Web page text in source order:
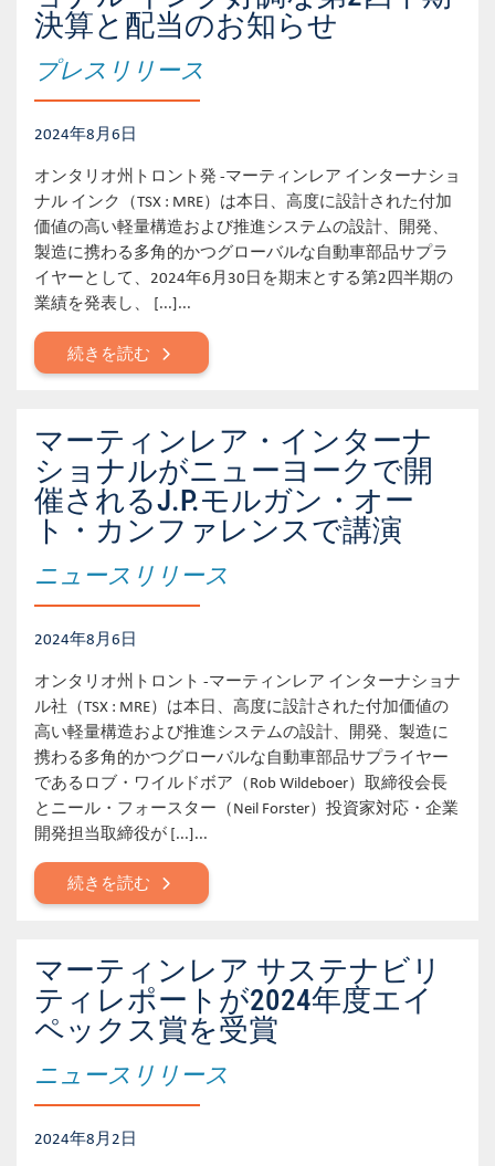
決算と配当のお知らせ
プレスリリース
2024年8月6日
オンタリオ州トロント発 -マーティンレア インターナショ
ナル インク（TSX : MRE）は本日、高度に設計された付加
価値の高い軽量構造および推進システムの設計、開発、
製造に携わる多角的かつグローバルな自動車部品サプラ
イヤーとして、2024年6月30日を期末とする第2四半期の
業績を発表し、 [...]...
続きを読む
マーティンレア・インターナ
ショナルがニューヨークで開
催されるJ.P.モルガン・オー
ト・カンファレンスで講演
ニュースリリース
2024年8月6日
オンタリオ州トロント -マーティンレア インターナショナ
ル社（TSX : MRE）は本日、高度に設計された付加価値の
高い軽量構造および推進システムの設計、開発、製造に
携わる多角的かつグローバルな自動車部品サプライヤー
であるロブ・ワイルドボア（Rob Wildeboer）取締役会長
とニール・フォースター（Neil Forster）投資家対応・企業
開発担当取締役が [...]...
続きを読む
マーティンレア サステナビリ
ティレポートが2024年度エイ
ペックス賞を受賞
ニュースリリース
2024年8月2日